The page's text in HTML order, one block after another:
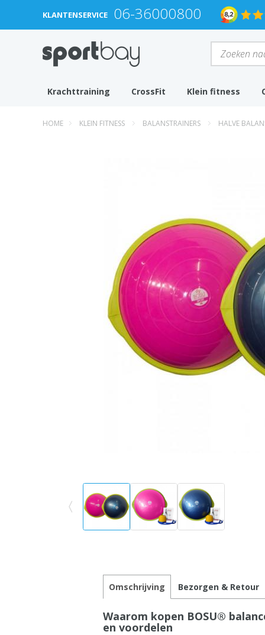
KLANTENSERVICE 06-36000800
Krachttraining CrossFit Klein fitness
HOME KLEIN FITNESS BALANSTRAINERS HALVE
Omschrijving Bezorgen & Retour
Waarom kopen BOSU®
en voordelen